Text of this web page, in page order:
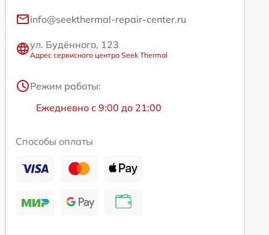
info@seekthermal-repair-center.ru
ул. Будённого, 123
Адрес сервисного центра Seek Thermal
Режим работы:
Ежедневно с 9:00 до 21:00
Способы оплаты